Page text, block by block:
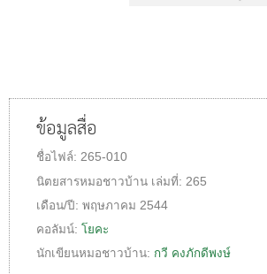
ข้อมูลสื่อ
ชื่อไฟล์: 265-010
นิตยสารหมอชาวบ้าน เล่มที่: 265
เดือน/ปี: พฤษภาคม 2544
คอลัมน์: โยคะ
นักเขียนหมอชาวบ้าน: กวี คงภักดีพงษ์